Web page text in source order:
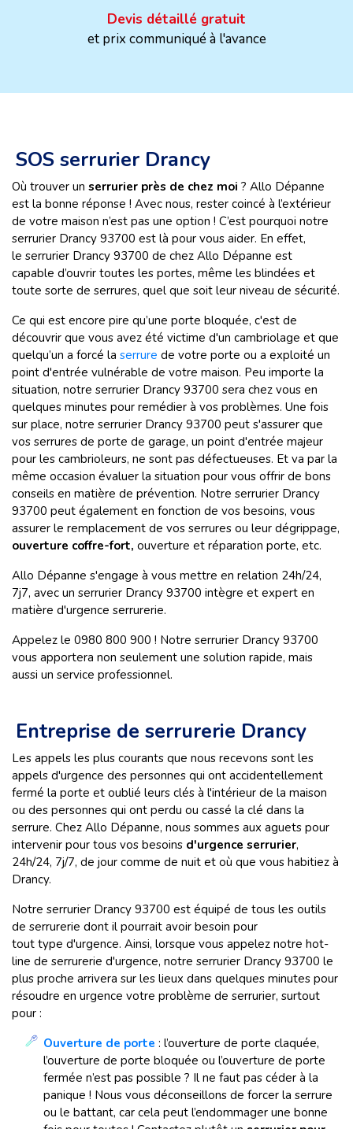
Devis détaillé gratuit
et prix communiqué à l'avance
SOS serrurier Drancy
Où trouver un serrurier près de chez moi ? Allo Dépanne
est la bonne réponse ! Avec nous, rester coincé à l’extérieur
de votre maison n’est pas une option ! C’est pourquoi notre
serrurier Drancy 93700 est là pour vous aider. En effet,
le serrurier Drancy 93700 de chez Allo Dépanne est
capable d’ouvrir toutes les portes, même les blindées et
toute sorte de serrures, quel que soit leur niveau de sécurité.
Ce qui est encore pire qu’une porte bloquée, c'est de
découvrir que vous avez été victime d'un cambriolage et que
quelqu’un a forcé la serrure de votre porte ou a exploité un
point d'entrée vulnérable de votre maison. Peu importe la
situation, notre serrurier Drancy 93700 sera chez vous en
quelques minutes pour remédier à vos problèmes. Une fois
sur place, notre serrurier Drancy 93700 peut s'assurer que
vos serrures de porte de garage, un point d'entrée majeur
pour les cambrioleurs, ne sont pas défectueuses. Et va par la
même occasion évaluer la situation pour vous offrir de bons
conseils en matière de prévention. Notre serrurier Drancy
93700 peut également en fonction de vos besoins, vous
assurer le remplacement de vos serrures ou leur dégrippage,
ouverture coffre-fort, ouverture et réparation porte, etc.
Allo Dépanne s'engage à vous mettre en relation 24h/24,
7j7, avec un serrurier Drancy 93700 intègre et expert en
matière d'urgence serrurerie.
Appelez le 0980 800 900 ! Notre serrurier Drancy 93700
vous apportera non seulement une solution rapide, mais
aussi un service professionnel.
Entreprise de serrurerie Drancy
Les appels les plus courants que nous recevons sont les
appels d'urgence des personnes qui ont accidentellement
fermé la porte et oublié leurs clés à l'intérieur de la maison
ou des personnes qui ont perdu ou cassé la clé dans la
serrure. Chez Allo Dépanne, nous sommes aux aguets pour
intervenir pour tous vos besoins d'urgence serrurier,
24h/24, 7j/7, de jour comme de nuit et où que vous habitiez à
Drancy.
Notre serrurier Drancy 93700 est équipé de tous les outils
de serrurerie dont il pourrait avoir besoin pour
tout type d'urgence. Ainsi, lorsque vous appelez notre hot-
line de serrurerie d'urgence, notre serrurier Drancy 93700 le
plus proche arrivera sur les lieux dans quelques minutes pour
résoudre en urgence votre problème de serrurier, surtout
pour :
Ouverture de porte : l’ouverture de porte claquée,
l’ouverture de porte bloquée ou l’ouverture de porte
fermée n’est pas possible ? Il ne faut pas céder à la
panique ! Nous vous déconseillons de forcer la serrure
ou le battant, car cela peut l’endommager une bonne